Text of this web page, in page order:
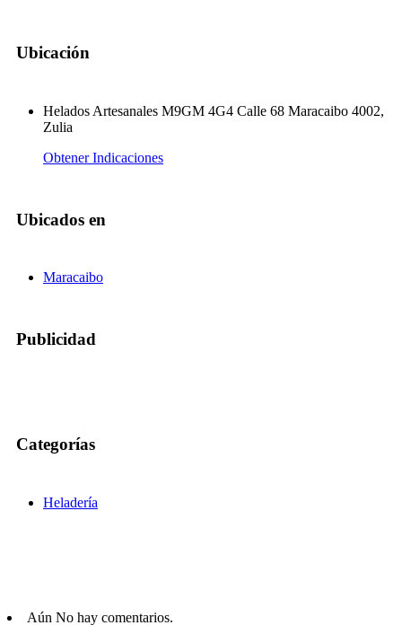
Ubicación
Helados Artesanales M9GM 4G4 Calle 68 Maracaibo 4002,
Zulia
Obtener Indicaciones
Ubicados en
Maracaibo
Publicidad
Categorías
Heladería
Aún No hay comentarios.